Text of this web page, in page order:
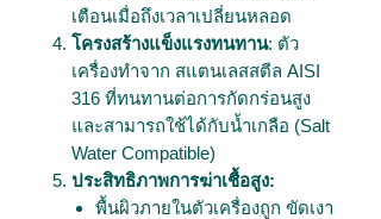
เตือนเมื่อถึงเวลาเปลี่ยนหลอด
โครงสร้างแข็งแรงทนทาน: ตัว
เครื่องทำจาก สแตนเลสสตีล AISI
316 ที่ทนทานต่อการกัดกร่อนสูง
และสามารถใช้ได้กับน้ำเกลือ (Salt
Water Compatible)
ประสิทธิภาพการฆ่าเชื้อสูง:
พื้นผิวภายในตัวเครื่องถูก ขัดเงา